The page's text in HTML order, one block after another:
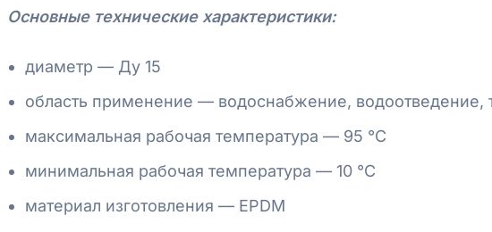
Основные технические характеристики:
диаметр — Ду 15
область применение — водоснабжение, водоотведение,
максимальная рабочая температура — 95 °С
минимальная рабочая температура — 10 °С
материал изготовления — EPDM